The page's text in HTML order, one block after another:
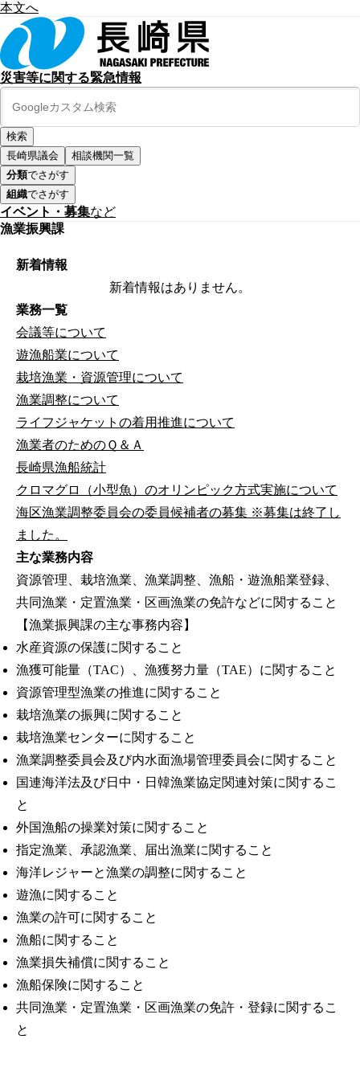
本文へ
災害等に関する緊急情報
長崎県議会
相談機関一覧
分類でさがす
組織でさがす
イベント・募集など
漁業振興課
新着情報
新着情報はありません。
業務一覧
会議等について
遊漁船業について
栽培漁業・資源管理について
漁業調整について
ライフジャケットの着用推進について
漁業者のためのＱ＆Ａ
長崎県漁船統計
クロマグロ（小型魚）のオリンピック方式実施について
海区漁業調整委員会の委員候補者の募集 ※募集は終了し
ました。
主な業務内容
資源管理、栽培漁業、漁業調整、漁船・遊漁船業登録、
共同漁業・定置漁業・区画漁業の免許などに関すること
【漁業振興課の主な事務内容】
水産資源の保護に関すること
漁獲可能量（TAC）、漁獲努力量（TAE）に関すること
資源管理型漁業の推進に関すること
栽培漁業の振興に関すること
栽培漁業センターに関すること
漁業調整委員会及び内水面漁場管理委員会に関すること
国連海洋法及び日中・日韓漁業協定関連対策に関するこ
と
外国漁船の操業対策に関すること
指定漁業、承認漁業、届出漁業に関すること
海洋レジャーと漁業の調整に関すること
遊漁に関すること
漁業の許可に関すること
漁船に関すること
漁業損失補償に関すること
漁船保険に関すること
共同漁業・定置漁業・区画漁業の免許・登録に関するこ
と